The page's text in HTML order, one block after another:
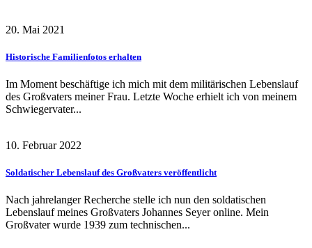
20. Mai 2021
Historische Familienfotos erhalten
Im Moment beschäftige ich mich mit dem militärischen Lebenslauf
des Großvaters meiner Frau. Letzte Woche erhielt ich von meinem
Schwiegervater...
10. Februar 2022
Soldatischer Lebenslauf des Großvaters veröffentlicht
Nach jahrelanger Recherche stelle ich nun den soldatischen
Lebenslauf meines Großvaters Johannes Seyer online. Mein
Großvater wurde 1939 zum technischen...